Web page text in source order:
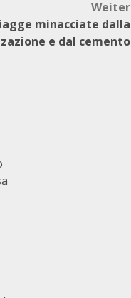
Weiter
minacciate dalla
e dal cemento